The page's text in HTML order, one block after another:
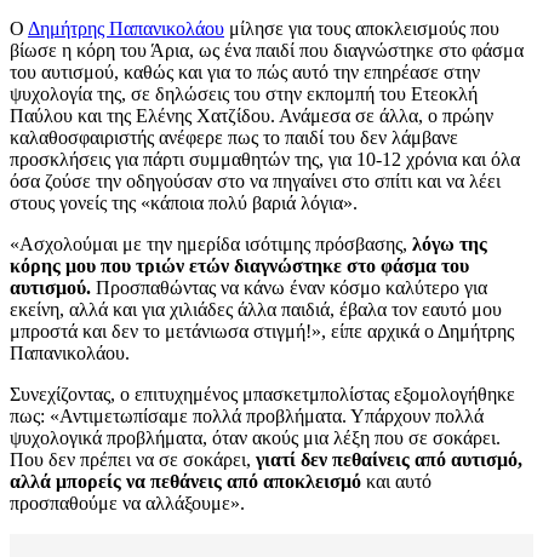
Ο Δημήτρης Παπανικολάου μίλησε για τους αποκλεισμούς που
βίωσε η κόρη του Άρια, ως ένα παιδί που διαγνώστηκε στο φάσμα
του αυτισμού, καθώς και για το πώς αυτό την επηρέασε στην
ψυχολογία της, σε δηλώσεις του στην εκπομπή του Ετεοκλή
Παύλου και της Ελένης Χατζίδου. Ανάμεσα σε άλλα, ο πρώην
καλαθοσφαιριστής ανέφερε πως το παιδί του δεν λάμβανε
προσκλήσεις για πάρτι συμμαθητών της, για 10-12 χρόνια και όλα
όσα ζούσε την οδηγούσαν στο να πηγαίνει στο σπίτι και να λέει
στους γονείς της «κάποια πολύ βαριά λόγια».
«Ασχολούμαι με την ημερίδα ισότιμης πρόσβασης, λόγω της
κόρης μου που τριών ετών διαγνώστηκε στο φάσμα του
αυτισμού. Προσπαθώντας να κάνω έναν κόσμο καλύτερο για
εκείνη, αλλά και για χιλιάδες άλλα παιδιά, έβαλα τον εαυτό μου
μπροστά και δεν το μετάνιωσα στιγμή!», είπε αρχικά ο Δημήτρης
Παπανικολάου.
Συνεχίζοντας, ο επιτυχημένος μπασκετμπολίστας εξομολογήθηκε
πως: «Αντιμετωπίσαμε πολλά προβλήματα. Υπάρχουν πολλά
ψυχολογικά προβλήματα, όταν ακούς μια λέξη που σε σοκάρει.
Που δεν πρέπει να σε σοκάρει, γιατί δεν πεθαίνεις από αυτισμό,
αλλά μπορείς να πεθάνεις από αποκλεισμό και αυτό
προσπαθούμε να αλλάξουμε».